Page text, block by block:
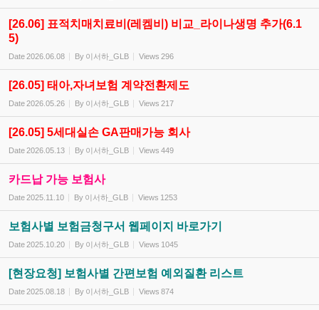
[26.06] 표적치매치료비(레켐비) 비교_라이나생명 추가(6.1
5)
Date2026.06.08 By 이서하_GLB Views 296
[26.05] 태아,자녀보험 계약전환제도
Date2026.05.26 By 이서하_GLB Views 217
[26.05] 5세대실손 GA판매가능 회사
Date2026.05.13 By 이서하_GLB Views 449
카드납 가능 보험사
Date2025.11.10 By 이서하_GLB Views 1253
보험사별 보험금청구서 웹페이지 바로가기
Date2025.10.20 By 이서하_GLB Views 1045
[현장요청] 보험사별 간편보험 예외질환 리스트
Date2025.08.18 By 이서하_GLB Views 874